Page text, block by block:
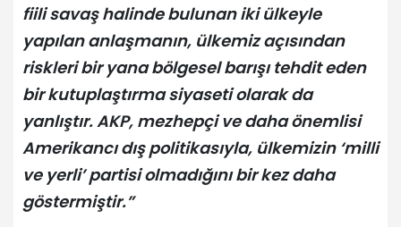
fiili savaş halinde bulunan iki ülkeyle
yapılan anlaşmanın, ülkemiz açısından
riskleri bir yana bölgesel barışı tehdit eden
bir kutuplaştırma siyaseti olarak da
yanlıştır. AKP, mezhepçi ve daha önemlisi
Amerikancı dış politikasıyla, ülkemizin ‘milli
ve yerli’ partisi olmadığını bir kez daha
göstermiştir.”